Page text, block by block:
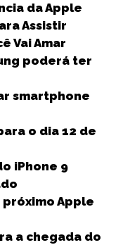
a
r
e
da Apple
Assistir
Vai Amar
poderá ter
smartphone
o dia 12 de
iPhone 9
próximo Apple
a chegada do